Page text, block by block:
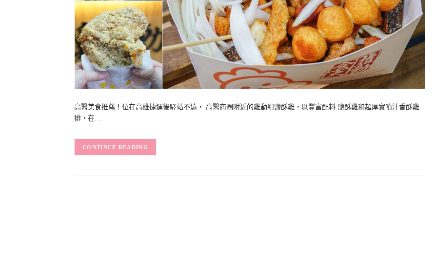
高醫美食推薦！位在高雄捷運後驛站不遠， 高醫商圈附近的雞動組鹽酥雞，以豐富配料 鹽酥雞和超厚實噴汁香酥雞
排，在…
CONTINUE READING